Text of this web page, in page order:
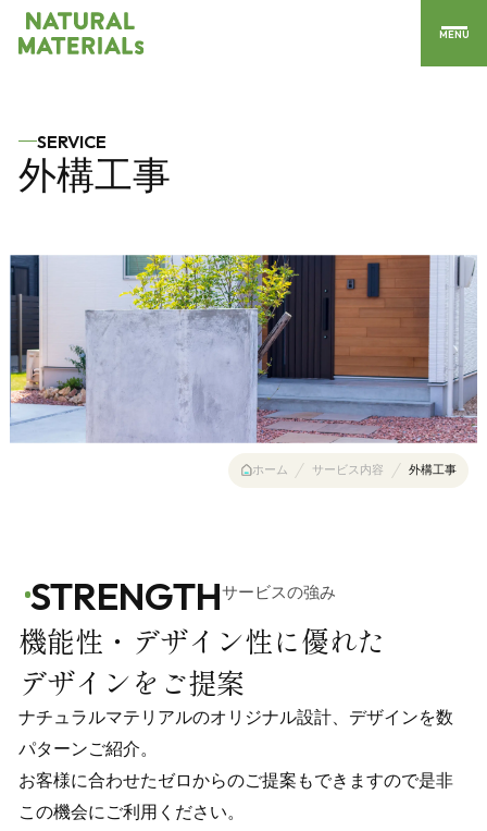
MENU
SERVICE
外構工事
ホーム サービス内容 外構工事
STRENGTHサービスの強み
機能性・デザイン性に優れた
デザインをご提案
ナチュラルマテリアルのオリジナル設計、デザインを数
パターンご紹介。
お客様に合わせたゼロからのご提案もできますので是⾮
この機会にご利⽤ください。